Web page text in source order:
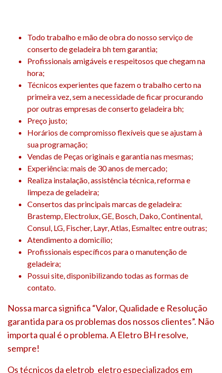
Todo trabalho e mão de obra do nosso serviço de
conserto de geladeira bh tem garantia;
Profissionais amigáveis ​​e respeitosos que chegam na
hora;
Técnicos experientes que fazem o trabalho certo na
primeira vez, sem a necessidade de ficar procurando
por outras empresas de conserto geladeira bh;
Preço justo;
Horários de compromisso flexíveis que se ajustam à
sua programação;
Vendas de Peças originais e garantia nas mesmas;
Experiência: mais de 30 anos de mercado;
Realiza instalação, assistência técnica, reforma e
limpeza de geladeira;
Consertos das principais marcas de geladeira:
Brastemp, Electrolux, GE, Bosch, Dako, Continental,
Consul, LG, Fischer, Layr, Atlas, Esmaltec entre outras;
Atendimento a domicílio;
Profissionais específicos para o manutenção de
geladeira;
Possui site, disponibilizando todas as formas de
contato.
Nossa marca significa “Valor, Qualidade e Resolução
garantida para os problemas dos nossos clientes”. Não
importa qual é o problema. A Eletro BH resolve,
sempre!
Os técnicos da eletrob_eletro especializados em